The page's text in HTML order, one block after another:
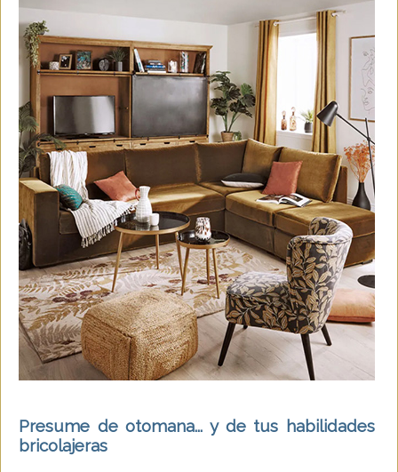
Presume de otomana... y de tus habilidades
bricolajeras